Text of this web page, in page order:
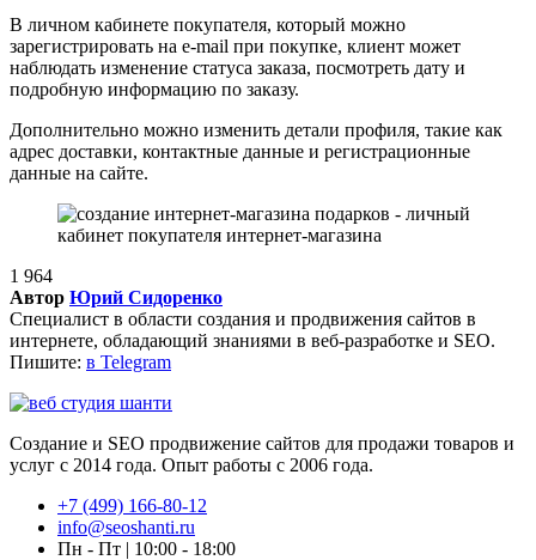
В личном кабинете покупателя, который можно
зарегистрировать на e-mail при покупке, клиент может
наблюдать изменение статуса заказа, посмотреть дату и
подробную информацию по заказу.
Дополнительно можно изменить детали профиля, такие как
адрес доставки, контактные данные и регистрационные
данные на сайте.
1 964
Автор Юрий Сидоренко
Специалист в области создания и продвижения сайтов в
интернете, обладающий знаниями в веб-разработке и SEO.
Пишите: в Telegram
Создание и SEO продвижение сайтов для продажи товаров и
услуг с 2014 года. Опыт работы с 2006 года.
+7 (499) 166-80-12
info@seoshanti.ru
Пн - Пт | 10:00 - 18:00